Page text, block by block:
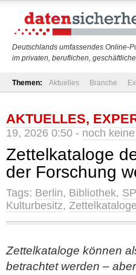
Deutschlands umfassendes Online-
im privaten, beruflichen,
Themen: Aktuelles Branche
AKTUELLES,
19, 2026 0:50 - noch
Zettelkataloge
der Forschung
Tags: Berlin, Bibliothek,
Kulturbesitz, Zettelkataloge
Zettelkataloge können
betrachtet werden –